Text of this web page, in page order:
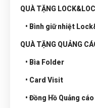
QUÀ TẶNG
• Bình giữ nhiệt
QUÀ TẶNG QUẢNG
• Bìa Folder
• Card Visit
• Đồng Hồ Quảng cáo